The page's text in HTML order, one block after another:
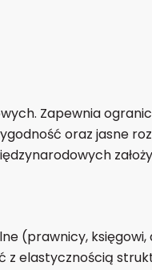
Zapewnia
oraz jasne
(prawnicy,
z elastycznością